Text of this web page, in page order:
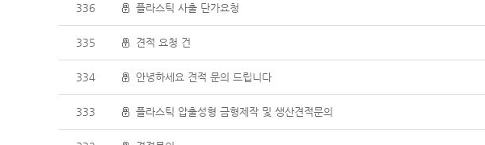
336 플라스틱 사출 단가요청
335 견적 요청 건
334 안녕하세요 견적 문의 드립니다
333 플라스틱 압출성형 금형제작 및 생산견적문의